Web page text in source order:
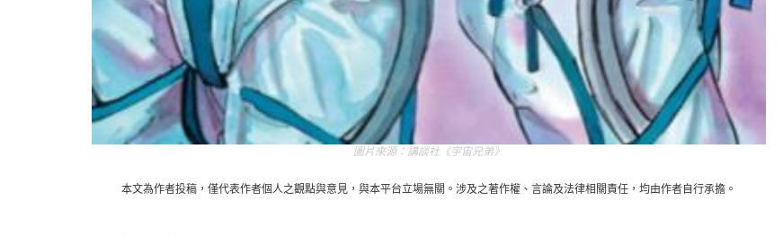
講談社《宇宙兄弟》
本文為作者投稿，僅代表作者個人之觀點與意見，與本平台立場無關。涉及之著作權、言論及法律相關責任，均由作者自行承擔。